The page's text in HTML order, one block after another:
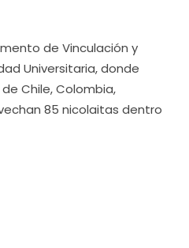
de Vinculación y
Universitaria, donde
Chile, Colombia,
85 nicolaitas dentro